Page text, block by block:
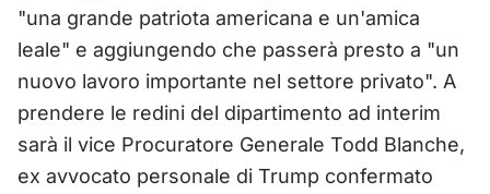
"una grande patriota americana e un'amica
leale" e aggiungendo che passerà presto a "un
nuovo lavoro importante nel settore privato". A
prendere le redini del dipartimento ad interim
sarà il vice Procuratore Generale Todd Blanche,
ex avvocato personale di Trump confermato